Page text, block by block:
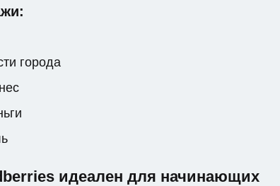
города
идеален для начинающих